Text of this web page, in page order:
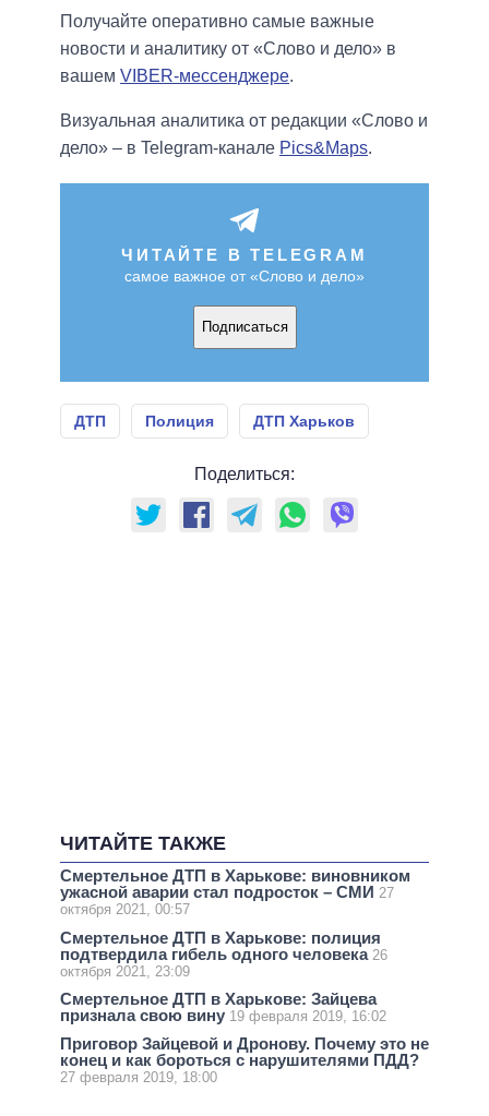
Получайте оперативно самые важные
новости и аналитику от «Слово и дело» в
вашем VIBER-мессенджере.
Визуальная аналитика от редакции «Слово и
дело» – в Telegram-канале Pics&Maps.
ЧИТАЙТЕ В TELEGRAM
самое важное от «Слово и дело»
Подписаться
ДТП Полиция ДТП Харьков
Поделиться:
ЧИТАЙТЕ ТАКЖЕ
Смертельное ДТП в Харькове: виновником
ужасной аварии стал подросток – СМИ 27
октября 2021, 00:57
Смертельное ДТП в Харькове: полиция
подтвердила гибель одного человека 26
октября 2021, 23:09
Смертельное ДТП в Харькове: Зайцева
признала свою вину 19 февраля 2019, 16:02
Приговор Зайцевой и Дронову. Почему это не
конец и как бороться с нарушителями ПДД?
27 февраля 2019, 18:00